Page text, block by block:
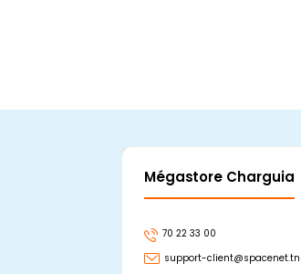
Mégastore Charguia
70 22 33 00
support-client@spacenet.tn